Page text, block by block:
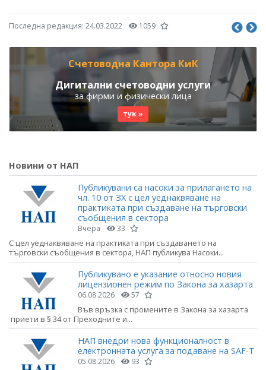
Последна редакция: 24.03.2022 1059
Счетоводна Кантора КиК
Дигитални счетоводни услуги
за фирми и физически лица
тук »
Новини от НАП
Публикувани са насоки за прилагането на
чл. 10 от ЗХ с цел уеднаквяване на
практиката при създаване на търговски
съобщения в сектора
Вчера 33
С цел уеднаквяване на практиката при създаването на
търговски съобщения в сектора, НАП публикува Насоки...
Публикувано е указание относно новия
лицензионен режим по Закона за хазарта
06.08.2026 57
Във връзка с промените в Закона за хазарта
приети в § 34 от Преходните и...
НАП внедри нова функционалност в
електронната услуга за подаване на SAF-T
05.08.2026 93